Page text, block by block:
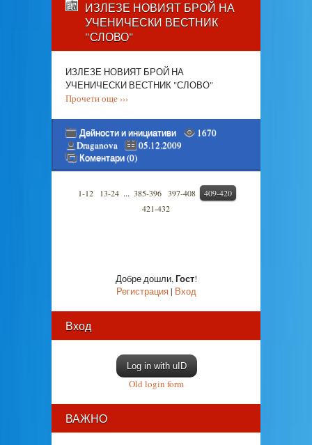
ИЗЛЕЗЕ НОВИЯТ БРОЙ НА
УЧЕНИЧЕСКИ ВЕСТНИК
"СЛОВО"
ИЗЛЕЗЕ НОВИЯТ БРОЙ НА
УЧЕНИЧЕСКИ ВЕСТНИК "СЛОВО"
Прочети още ›››
Дейности и инициативи
1670
Draganova
05.12.2009
Коментари (0)
1-12 13-24 ... 385-396 397-408
409-420
421-432
Добре дошли,Гост!
Регистрация| Вход
Вход
Log in with uID
Old login form
ВАЖНО